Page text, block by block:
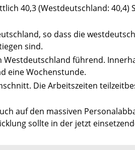
40,3 (Westdeutschland: 40,4)
so dass die
sind.
führend.
eine Wochenstunde.
Die Arbeitszeiten
auf den massiven
sollte in der jetzt